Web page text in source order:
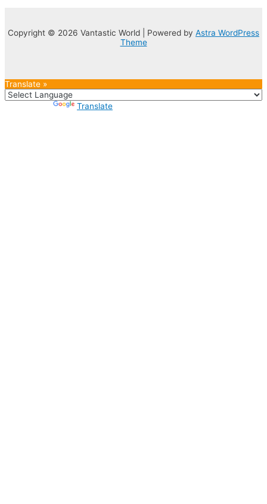
Copyright © 2026 Vantastic World | Powered by Astra WordPress
Theme
Translate »
Translate